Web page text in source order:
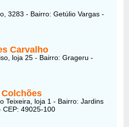
3283 - Bairro: Getúlio Vargas -
Carvalho
loja 25 - Bairro: Grageru -
Teixeira, loja 1 - Bairro: Jardins
CEP: 49025-100